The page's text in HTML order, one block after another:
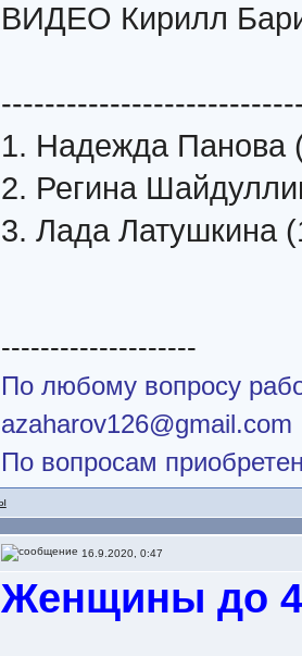
ВИДЕО Кирилл
1. Надежда Панова
2. Регина
3. Лада Латушкина
--------------------
По любому вопросу
azaharov126@gmail.com
По вопросам
16.9.2020, 0:47
Женщины до